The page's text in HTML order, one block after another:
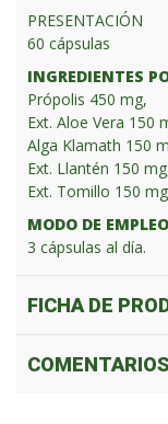
PRESENTACIÓN
60 cápsulas
INGREDIENTES
Própolis 450 mg,
Ext. Aloe Vera 150
Alga Klamath 150
Ext. Llantén 150
Ext. Tomillo 150
MODO DE EMPLEO
3 cápsulas al día.
FICHA DE